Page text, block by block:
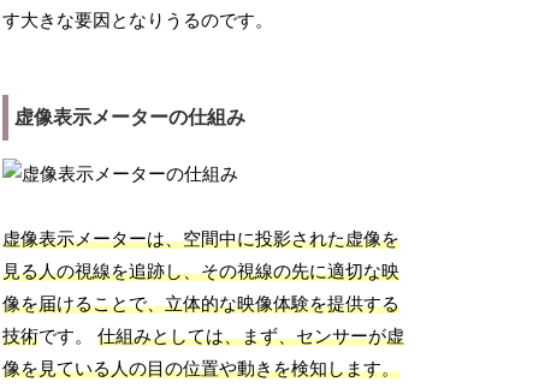
す大きな要因となりうるのです。
虚像表示メーターの仕組み
虚像表示メーターは、空間中に投影された虚像を
見る人の視線を追跡し、その視線の先に適切な映
像を届けることで、立体的な映像体験を提供する
技術です。仕組みとしては、まず、センサーが虚
像を見ている人の目の位置や動きを検知します。